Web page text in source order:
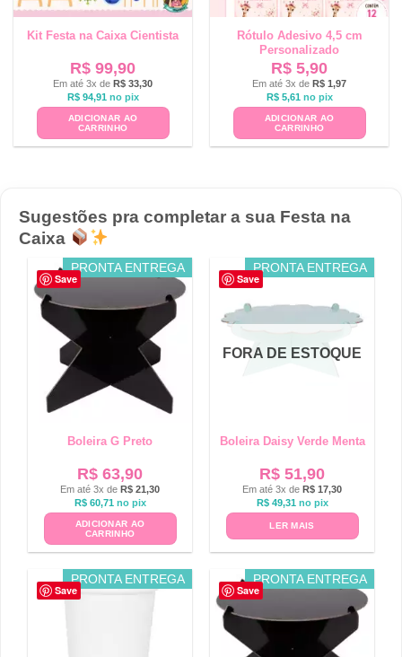
Kit Festa na Caixa Cientista
R$ 99,90
Em até 3x de R$ 33,30
R$94,91 no pix
ADICIONAR AO
CARRINHO
Rótulo Adesivo 4,5 cm
Personalizado
R$ 5,90
Em até 3x de R$ 1,97
R$5,61 no pix
ADICIONAR AO
CARRINHO
Sugestões pra completar a sua Festa na
Caixa
Save
PRONTA ENTREGA
Boleira G Preto
R$ 63,90
Em até 3x de R$ 21,30
R$60,71 no pix
ADICIONAR AO
CARRINHO
Save
PRONTA ENTREGA
FORA DE ESTOQUE
Boleira Daisy Verde Menta
R$ 51,90
Em até 3x de R$ 17,30
R$49,31 no pix
LER MAIS
Save
PRONTA ENTREGA
Save
PRONTA ENTREGA